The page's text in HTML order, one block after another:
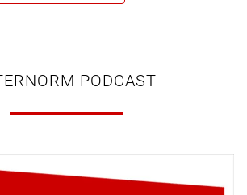
PODCAST